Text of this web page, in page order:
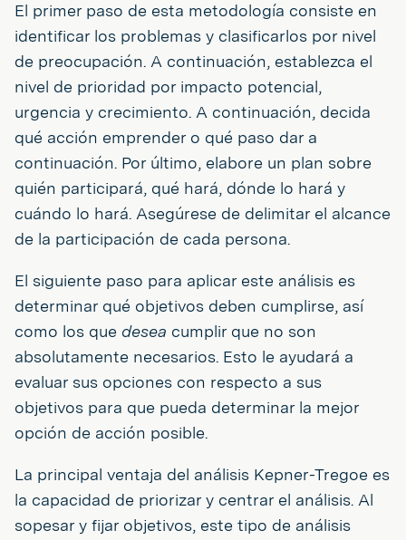
El primer paso de esta metodología consiste en
identificar los problemas y clasificarlos por nivel
de preocupación. A continuación, establezca el
nivel de prioridad por impacto potencial,
urgencia y crecimiento. A continuación, decida
qué acción emprender o qué paso dar a
continuación. Por último, elabore un plan sobre
quién participará, qué hará, dónde lo hará y
cuándo lo hará. Asegúrese de delimitar el alcance
de la participación de cada persona.
El siguiente paso para aplicar este análisis es
determinar qué objetivos deben cumplirse, así
como los que desea cumplir que no son
absolutamente necesarios. Esto le ayudará a
evaluar sus opciones con respecto a sus
objetivos para que pueda determinar la mejor
opción de acción posible.
La principal ventaja del análisis Kepner-Tregoe es
la capacidad de priorizar y centrar el análisis. Al
sopesar y fijar objetivos, este tipo de análisis